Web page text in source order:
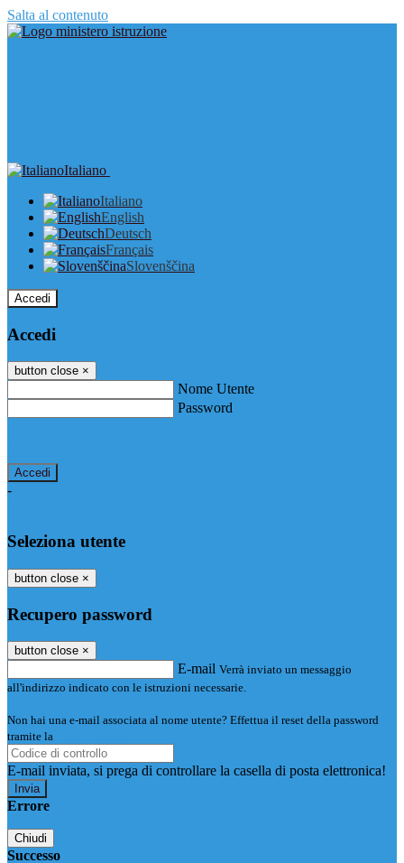
Salta al contenuto
Italiano
Italiano
English
Deutsch
Français
Slovenščina
Accedi
Accedi
button close ×
Nome Utente
Password
-
Seleziona utente
button close ×
Recupero password
button close ×
E-mail Verrà inviato un messaggio
all'indirizzo indicato con le istruzioni necessarie.
Non hai una e-mail associata al nome utente? Effettua il reset della password
tramite la
E-mail inviata, si prega di controllare la casella di posta elettronica!
Errore
Chiudi
Successo